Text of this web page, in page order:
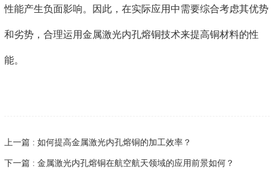
性能产生负面影响。因此，在实际应用中需要综合考虑其优势
和劣势，合理运用金属激光内孔熔铜技术来提高铜材料的性
能。
上一篇 : 如何提高金属激光内孔熔铜的加工效率？
下一篇 : 金属激光内孔熔铜在航空航天领域的应用前景如何？